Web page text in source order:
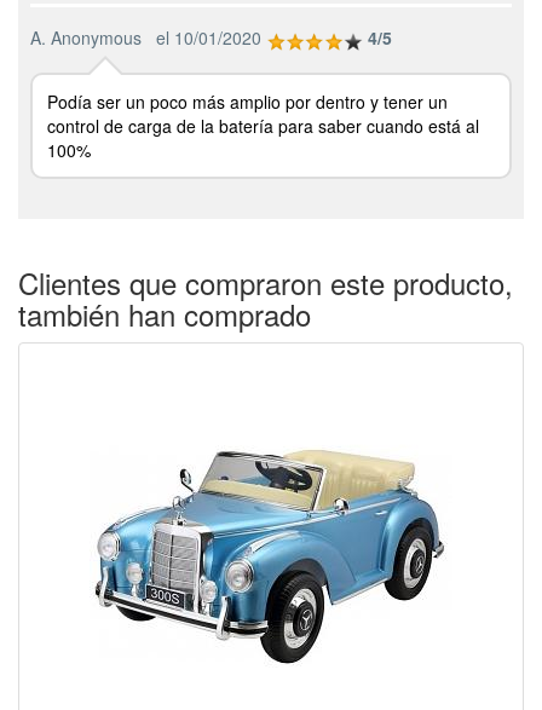
A. Anonymous el 10/01/2020 4/5
Podía ser un poco más amplio por dentro y tener un
control de carga de la batería para saber cuando está al
100%
Clientes que compraron este producto,
también han comprado